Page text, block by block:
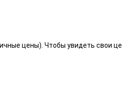
цены). Чтобы увидеть свои